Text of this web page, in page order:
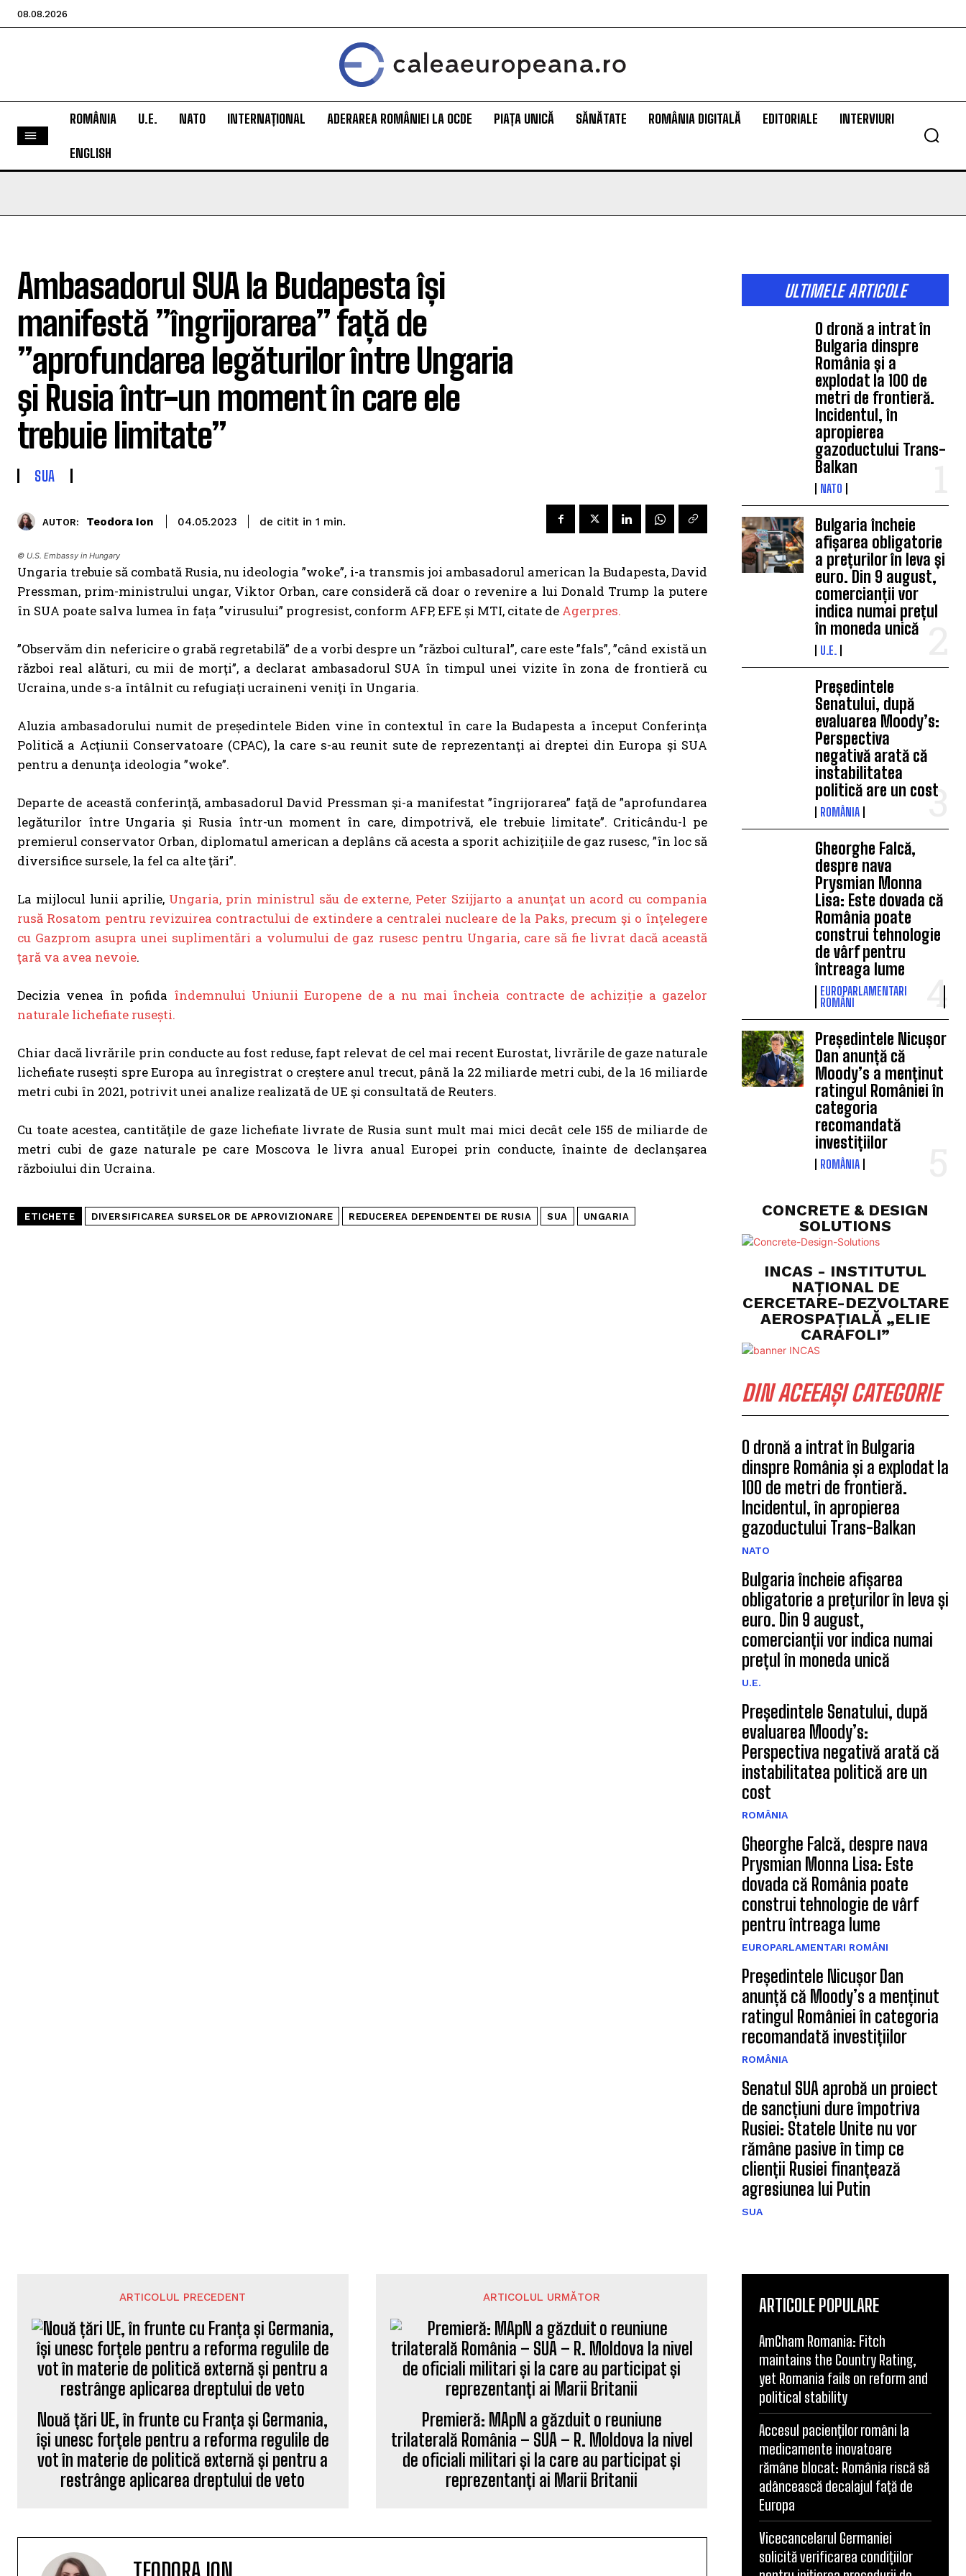
08.08.2026
ROMÂNIA U.E. NATO INTERNAȚIONAL ADERAREA ROMÂNIEI LA OCDE PIAȚA UNICĂ SĂNĂTATE ROMÂNIA DIGITALĂ EDITORIALE INTERVIURI
ENGLISH
Ambasadorul SUA la Budapesta își
manifestă ”îngrijorarea” față de
”aprofundarea legăturilor între Ungaria
şi Rusia într-un moment în care ele
trebuie limitate”
SUA
AUTOR: Teodora Ion 04.05.2023 de citit in 1 min.
© U.S. Embassy in Hungary
Ungaria trebuie să combată Rusia, nu ideologia ”woke”, i-a transmis joi ambasadorul american la Budapesta, David
Pressman, prim-ministrului ungar, Viktor Orban, care consideră că doar o revenire a lui Donald Trump la putere
în SUA poate salva lumea în fața ”virusului” progresist, conform AFP, EFE și MTI, citate de Agerpres.
”Observăm din nefericire o grabă regretabilă” de a vorbi despre un ”război cultural”, care este ”fals”, ”când există un
război real alături, cu mii de morţi”, a declarat ambasadorul SUA în timpul unei vizite în zona de frontieră cu
Ucraina, unde s-a întâlnit cu refugiaţi ucraineni veniţi în Ungaria.
Aluzia ambasadorului numit de președintele Biden vine în contextul în care la Budapesta a început Conferinţa
Politică a Acţiunii Conservatoare (CPAC), la care s-au reunit sute de reprezentanţi ai dreptei din Europa şi SUA
pentru a denunţa ideologia ”woke”.
Departe de această conferinţă, ambasadorul David Pressman şi-a manifestat ”îngrijorarea” faţă de ”aprofundarea
legăturilor între Ungaria şi Rusia într-un moment în care, dimpotrivă, ele trebuie limitate”. Criticându-l pe
premierul conservator Orban, diplomatul american a deplâns că acesta a sporit achiziţiile de gaz rusesc, ”în loc să
diversifice sursele, la fel ca alte ţări”.
La mijlocul lunii aprilie, Ungaria, prin ministrul său de externe, Peter Szijjarto a anunţat un acord cu compania
rusă Rosatom pentru revizuirea contractului de extindere a centralei nucleare de la Paks, precum şi o înţelegere
cu Gazprom asupra unei suplimentări a volumului de gaz rusesc pentru Ungaria, care să fie livrat dacă această
ţară va avea nevoie.
Decizia venea în pofida îndemnului Uniunii Europene de a nu mai încheia contracte de achiziție a gazelor
naturale lichefiate rusești.
Chiar dacă livrările prin conducte au fost reduse, fapt relevat de cel mai recentEurostat, livrările de gaze naturale
lichefiate rusești spre Europa au înregistrat o creștere anul trecut, până la 22 miliarde metri cubi, de la 16 miliarde
metri cubi în 2021, potrivit unei analize realizată de UE şi consultată de Reuters.
Cu toate acestea, cantităţile de gaze lichefiate livrate de Rusia sunt mult mai mici decât cele 155 de miliarde de
metri cubi de gaze naturale pe care Moscova le livra anual Europei prin conducte, înainte de declanşarea
războiului din Ucraina.
ETICHETE DIVERSIFICAREA SURSELOR DE APROVIZIONARE REDUCEREA DEPENDENTEI DE RUSIA SUA UNGARIA
ULTIMELE ARTICOLE
O dronă a intrat în
Bulgaria dinspre
România și a
explodat la 100 de
metri de frontieră.
Incidentul, în
apropierea
gazoductului Trans-
Balkan
NATO
Bulgaria încheie
afișarea obligatorie
a prețurilor în leva și
euro. Din 9 august,
comercianții vor
indica numai prețul
în moneda unică
U.E.
Președintele
Senatului, după
evaluarea Moody’s:
Perspectiva
negativă arată că
instabilitatea
politică are un cost
ROMÂNIA
Gheorghe Falcă,
despre nava
Prysmian Monna
Lisa: Este dovada că
România poate
construi tehnologie
de vârf pentru
întreaga lume
EUROPARLAMENTARI
ROMÂNI
Președintele Nicușor
Dan anunță că
Moody’s a menținut
ratingul României în
categoria
recomandată
investițiilor
ROMÂNIA
CONCRETE & DESIGN
SOLUTIONS
INCAS - INSTITUTUL
NAȚIONAL DE
CERCETARE-DEZVOLTARE
AEROSPAȚIALĂ „ELIE
CARAFOLI”
DIN ACEEAȘI CATEGORIE
O dronă a intrat în Bulgaria
dinspre România și a explodat la
100 de metri de frontieră.
Incidentul, în apropierea
gazoductului Trans-Balkan
NATO
Bulgaria încheie afișarea
obligatorie a prețurilor în leva și
euro. Din 9 august,
comercianții vor indica numai
prețul în moneda unică
U.E.
Președintele Senatului, după
evaluarea Moody’s:
Perspectiva negativă arată că
instabilitatea politică are un
cost
ROMÂNIA
Gheorghe Falcă, despre nava
Prysmian Monna Lisa: Este
dovada că România poate
construi tehnologie de vârf
pentru întreaga lume
EUROPARLAMENTARI ROMÂNI
Președintele Nicușor Dan
anunță că Moody’s a menținut
ratingul României în categoria
recomandată investițiilor
ROMÂNIA
Senatul SUA aprobă un proiect
de sancțiuni dure împotriva
Rusiei: Statele Unite nu vor
rămâne pasive în timp ce
clienții Rusiei finanțează
agresiunea lui Putin
SUA
ARTICOLUL PRECEDENT
Nouă țări UE, în frunte cu Franța și Germania,
își unesc forțele pentru a reforma regulile de
vot în materie de politică externă și pentru a
restrânge aplicarea dreptului de veto
ARTICOLUL URMĂTOR
Premieră: MApN a găzduit o reuniune
trilaterală România – SUA – R. Moldova la nivel
de oficiali militari și la care au participat și
reprezentanți ai Marii Britanii
TEODORA ION
ARTICOLE POPULARE
AmCham Romania: Fitch
maintains the Country Rating,
yet Romania fails on reform and
political stability
Accesul pacienților români la
medicamente inovatoare
rămâne blocat: România riscă să
adâncească decalajul față de
Europa
Vicecancelarul Germaniei
solicită verificarea condițiilor